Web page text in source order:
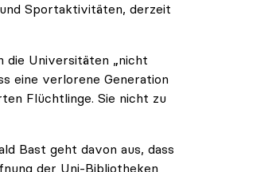
Sportaktivitäten, derzeit
die Universitäten „nicht
eine verlorene Generation
Flüchtlinge. Sie nicht zu
Bast geht davon aus, dass
der Uni-Bibliotheken